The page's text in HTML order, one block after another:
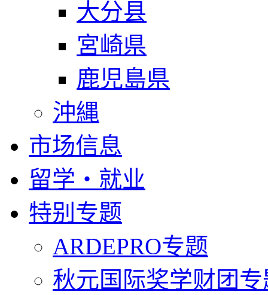
大分县
宮崎県
鹿児島県
沖縄
市场信息
留学・就业
特别专题
ARDEPRO专题
秋元国际奖学财团专